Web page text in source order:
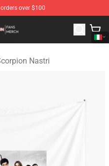
over $100
Merchandise Store
Nastri